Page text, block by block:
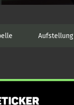
Aufstellung